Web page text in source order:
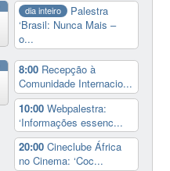
dia inteiro
Palestra
‘Brasil: Nunca Mais –
o...
8:00 Recepção à
Comunidade Internacio...
10:00Webpalestra:
‘Informações essenc...
20:00Cineclube África
no Cinema: ‘Coc...